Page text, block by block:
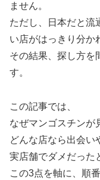
ません。
ただし、日本だと流
い店がはっきり分か
その結果、探し方を
す。
この記事では、
なぜマンゴスチンが
どんな店なら出会い
実店舗でダメだった
この3点を軸に、順